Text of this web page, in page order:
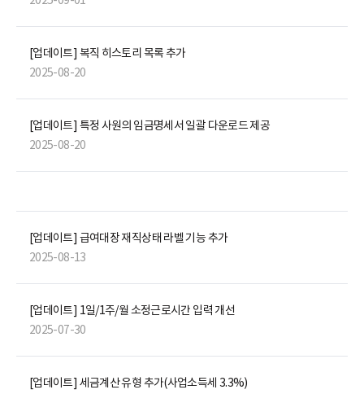
[업데이트] 복직 히스토리 목록 추가
2025-08-20
[업데이트] 특정 사원의 임금명세서 일괄 다운로드 제공
2025-08-20
[업데이트] 급여대장 재직상태 라벨 기능 추가
2025-08-13
[업데이트] 1일/1주/월 소정근로시간 입력 개선
2025-07-30
[업데이트] 세금계산 유형 추가(사업소득세 3.3%)